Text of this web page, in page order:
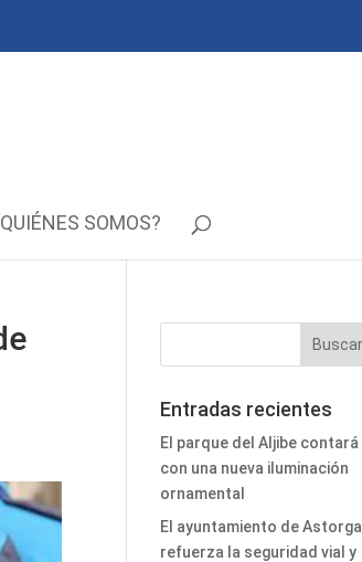
SOMOS?
Entradas recientes
El parque del Aljibe contará
con una nueva iluminación
ornamental
El ayuntamiento de Astorga
refuerza la seguridad vial y